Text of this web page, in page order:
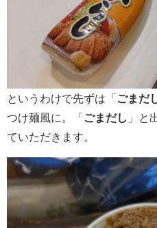
というわけで先ずは「 ごまだ
つけ麺風に。「 ごまだし 」と
ていただきます。